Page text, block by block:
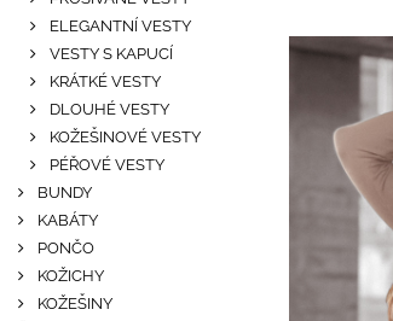
ELEGANTNÍ VESTY
VESTY S KAPUCÍ
KRÁTKÉ VESTY
DLOUHÉ VESTY
KOŽEŠINOVÉ VESTY
PÉŘOVÉ VESTY
BUNDY
KABÁTY
PONČO
KOŽICHY
KOŽEŠINY